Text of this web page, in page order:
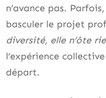
n’avance pas.
basculer le projet
diversité, elle n’ôte
l’expérience
départ.